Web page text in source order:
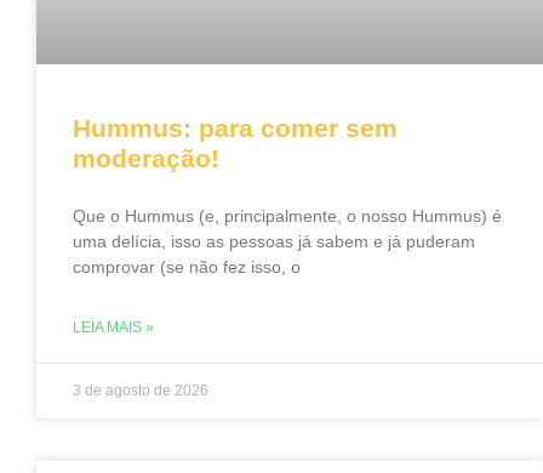
Hummus: para comer sem
moderação!
Que o Hummus (e, principalmente, o nosso Hummus) é
uma delícia, isso as pessoas já sabem e já puderam
comprovar (se não fez isso, o
LEIA MAIS »
3 de agosto de 2026